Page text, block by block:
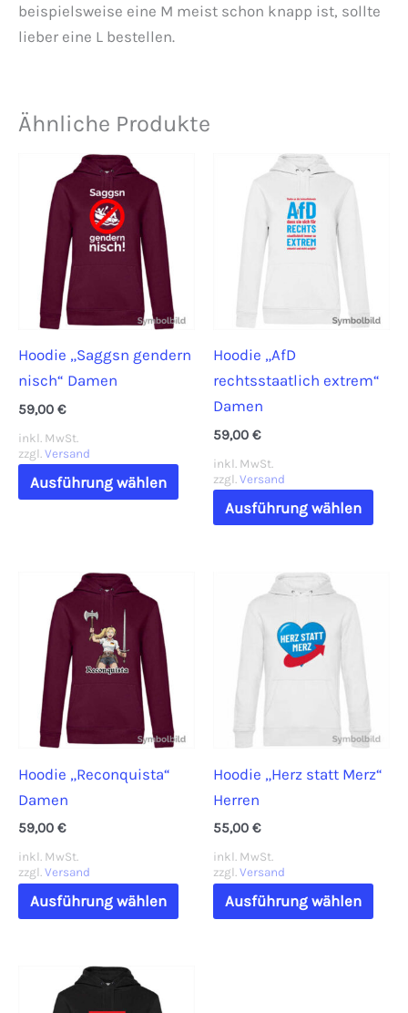
beispielsweise eine M meist schon knapp ist, sollte
lieber eine L bestellen.
Ähnliche Produkte
Hoodie „Saggsn gendern
nisch“ Damen
59,00 €
inkl. MwSt.
zzgl. Versand
Ausführung wählen
Dieses
Produkt
weist
Produktseite
gewählt
werden
Hoodie „AfD
rechtsstaatlich extrem“
Damen
59,00 €
inkl. MwSt.
zzgl. Versand
Ausführung wählen
Hoodie „Reconquista“
Damen
59,00 €
inkl. MwSt.
zzgl. Versand
Ausführung wählen
Dieses
Produkt
Hoodie „Herz statt Merz“
Herren
55,00 €
inkl. MwSt.
zzgl. Versand
Ausführung wählen